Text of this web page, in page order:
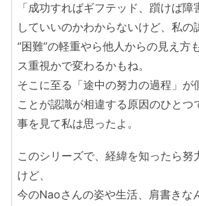
「成功すればギフテッド、躓けば
していいのかわからないけど、私の
“困難”の軽重やら他人からの見え方
ス重視かで変わるかもね。
そこに至る「途中の努力の過程」が
ことが認識が相違する原因のひとつ
事を見て私は思ったよ。
このシリーズで、経緯を知ったら努
けど、
今のNaoさんの姿や生活、肩書きな